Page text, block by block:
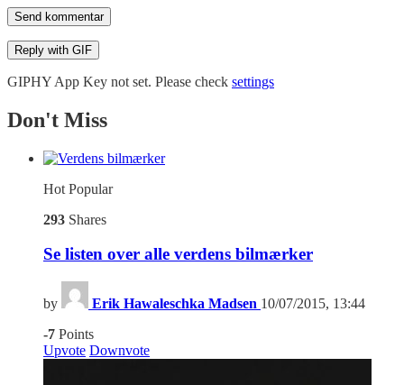
Send kommentar
Reply with GIF
GIPHY App Key not set. Please check settings
Don't Miss
Hot Popular
293 Shares
Se listen over alle verdens bilmærker
by Erik Hawaleschka Madsen 10/07/2015, 13:44
-7 Points
Upvote Downvote